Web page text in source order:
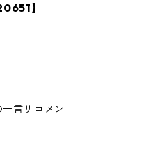
】
言リコメン